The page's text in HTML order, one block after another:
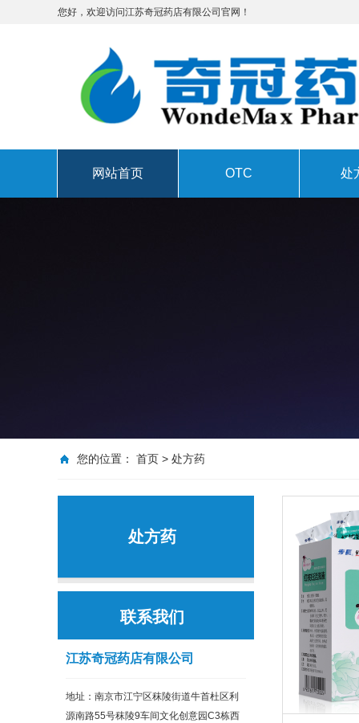
您好，欢迎访问江苏奇冠药店有限公司官网！
网站首页 OTC 处
您的位置： 首页 > 处方药
处方药
联系我们
江苏奇冠药店有限公司
地址：南京市江宁区秣陵街道牛首杜区利
源南路55号秣陵9车间文化创意园C3栋西